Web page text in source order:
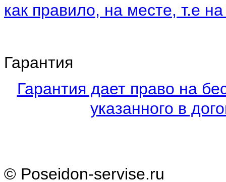
как правило, на месте, т.е
Гарантия
Гарантия дает право на
указанного в
© Poseidon-servise.ru